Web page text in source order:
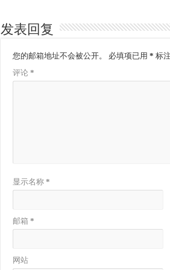
发表回复
您的邮箱地址不会被公开。 必填项已用 * 标注
评论 *
显示名称 *
邮箱 *
网站